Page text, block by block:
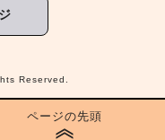
Reserved.